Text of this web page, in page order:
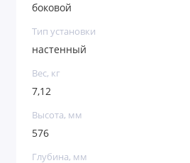
боковой
Тип установки
настенный
Вес, кг
7,12
Высота, мм
576
Глубина, мм